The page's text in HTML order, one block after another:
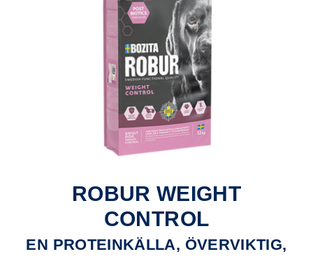
ROBUR WEIGHT
CONTROL
EN PROTEINKÄLLA, ÖVERVIKTIG,